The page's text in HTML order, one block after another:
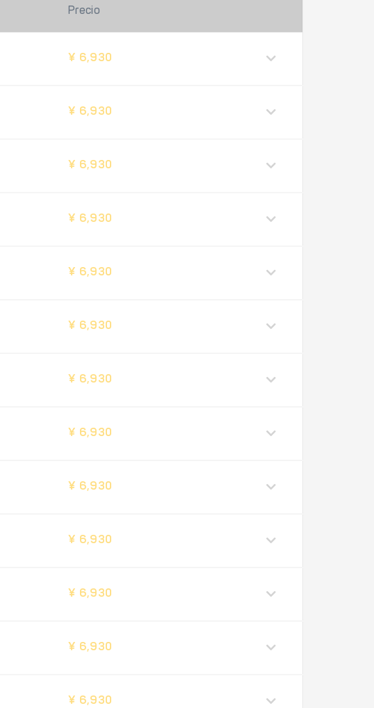
Precio
¥ 6,930
¥ 6,930
¥ 6,930
¥ 6,930
¥ 6,930
¥ 6,930
¥ 6,930
¥ 6,930
¥ 6,930
¥ 6,930
¥ 6,930
¥ 6,930
¥ 6,930